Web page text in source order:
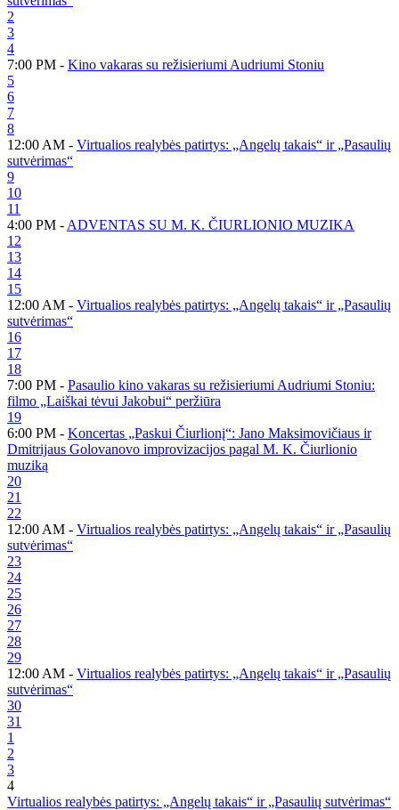
2
3
4
7:00 PM - Kino vakaras su režisieriumi Audriumi Stoniu
5
6
7
8
12:00 AM - Virtualios realybės patirtys: „Angelų takais“ ir „Pasaulių
sutvėrimas“
9
10
11
4:00 PM - ADVENTAS SU M. K. ČIURLIONIO MUZIKA
12
13
14
15
12:00 AM - Virtualios realybės patirtys: „Angelų takais“ ir „Pasaulių
sutvėrimas“
16
17
18
7:00 PM - Pasaulio kino vakaras su režisieriumi Audriumi Stoniu:
filmo „Laiškai tėvui Jakobui“ peržiūra
19
6:00 PM - Koncertas „Paskui Čiurlionį“: Jano Maksimovičiaus ir
Dmitrijaus Golovanovo improvizacijos pagal M. K. Čiurlionio
muziką
20
21
22
12:00 AM - Virtualios realybės patirtys: „Angelų takais“ ir „Pasaulių
sutvėrimas“
23
24
25
26
27
28
29
12:00 AM - Virtualios realybės patirtys: „Angelų takais“ ir „Pasaulių
sutvėrimas“
30
31
1
2
3
4
Virtualios realybės patirtys: „Angelų takais“ ir „Pasaulių sutvėrimas“